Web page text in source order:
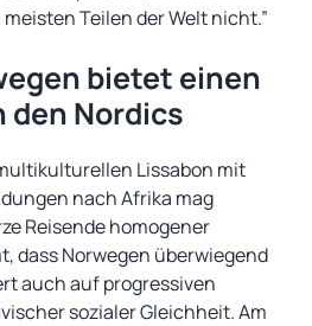
Teilen der Welt nicht.”
bietet einen
den Nordics
Lissabon mit
nach Afrika mag
Reisende homogener
dass Norwegen überwiegend
auch auf progressiven
sozialer Gleichheit. Am